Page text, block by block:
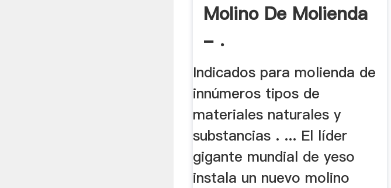
Molino De Molienda
- .
Indicados para molienda de
innúmeros tipos de
materiales naturales y
substancias . ... El líder
gigante mundial de yeso
instala un nuevo molino